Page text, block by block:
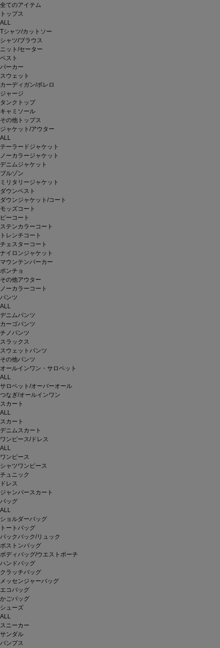
全てのアイテム
トップス
ALL
Tシャツ/カットソー
シャツ/ブラウス
ニット/セーター
ベスト
パーカー
スウェット
カーディガン/ボレロ
ジャージ
タンクトップ
キャミソール
その他トップス
ジャケット/アウター
ALL
テーラードジャケット
ノーカラージャケット
デニムジャケット
ブルゾン
ミリタリージャケット
ダウンベスト
ダウンジャケット/コート
モッズコート
ピーコート
ステンカラーコート
トレンチコート
チェスターコート
ナイロンジャケット
マウンテンパーカー
ポンチョ
その他アウター
ノーカラーコート
パンツ
ALL
デニムパンツ
カーゴパンツ
チノパンツ
スラックス
スウェットパンツ
その他パンツ
オールインワン・サロペット
ALL
サロペット/オーバーオール
つなぎ/オールインワン
スカート
ALL
スカート
デニムスカート
ワンピース/ドレス
ALL
ワンピース
シャツワンピース
チュニック
ドレス
ジャンパースカート
バッグ
ALL
ショルダーバッグ
トートバッグ
バックパック/リュック
ボストンバッグ
ボディバッグ/ウエストポーチ
ハンドバッグ
クラッチバッグ
メッセンジャーバッグ
エコバッグ
かごバッグ
シューズ
ALL
スニーカー
サンダル
パンプス